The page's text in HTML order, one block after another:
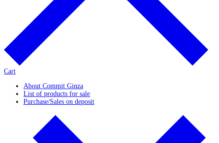
Cart
About Commit Ginza
List of products for sale
Purchase/Sales on deposit